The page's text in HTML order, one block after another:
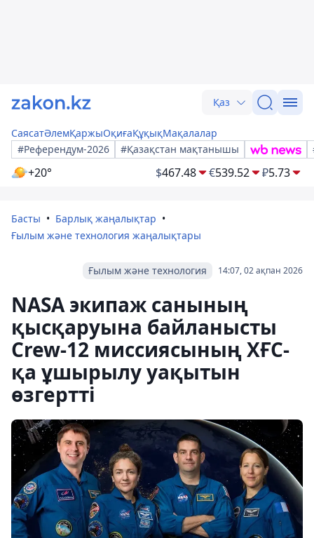
Қаз
СаясатӘлемҚаржыОқиғаҚұқықМақалалар
#Референдум-2026
#Қазақстан мақтанышы
+20° $467.48 €539.52 ₽5.73
Басты
Барлық жаңалықтар
Ғылым және технология жаңалықтары
14:07, 02 ақпан 2026
Ғылым және технология
NASA экипаж санының
қысқаруына байланысты
Crew-12 миссиясының ХҒС-
қа ұшырылу уақытын
өзгертті